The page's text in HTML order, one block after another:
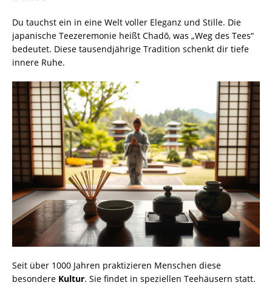
Du tauchst ein in eine Welt voller Eleganz und Stille. Die
japanische Teezeremonie heißt Chadō, was „Weg des Tees“
bedeutet. Diese tausendjährige Tradition schenkt dir tiefe
innere Ruhe.
Seit über 1000 Jahren praktizieren Menschen diese
besondere Kultur. Sie findet in speziellen Teehäusern statt.